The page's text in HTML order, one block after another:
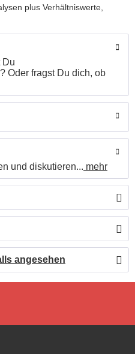
plus Verhältniswerte,
Du
Oder fragst Du dich, ob
und diskutieren... mehr
angesehen